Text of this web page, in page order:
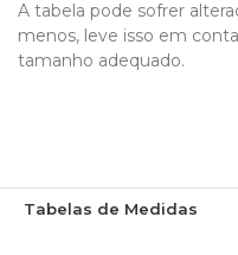
A tabela pode sofrer
menos, leve isso em
tamanho adequado.
Tabelas de Medidas